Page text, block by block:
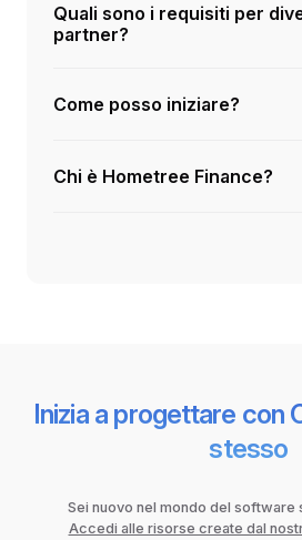
Quali sono i requisiti per
partner?
Come posso iniziare?
Chi è Hometree Finance?
Inizia a progettare con
stesso
Sei nuovo nel mondo del
Accedi alle risorse create dal